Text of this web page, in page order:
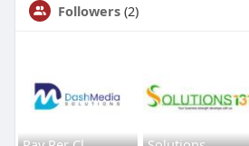
Followers (2)